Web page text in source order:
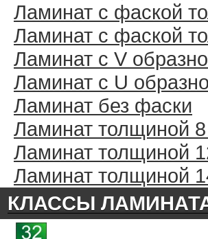
Ламинат с фаской
Ламинат с фаской
Ламинат с V
Ламинат с U
Ламинат без фаски
Ламинат толщиной
Ламинат толщиной
Ламинат толщиной
КЛАССЫ